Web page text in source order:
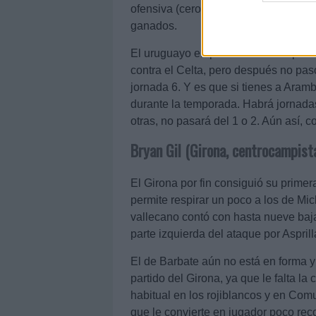
ofensiva (cero tiros y pases clave) y
ganados.
El uruguayo empezó bien la
contra el Celta, pero después no
jornada 6. Y es que si tienes a
durante la temporada. Habrá
otras, no pasará del 1 o 2. Aún así,
Bryan Gil (Girona,
El Girona por fin consiguió su
permite respirar un poco a los de
vallecano contó con hasta nueve
parte izquierda del ataque por
El de Barbate aún no está en forma
partido del Girona, ya que le falta la
habitual en los rojiblancos y en
que le convierte en jugador poco